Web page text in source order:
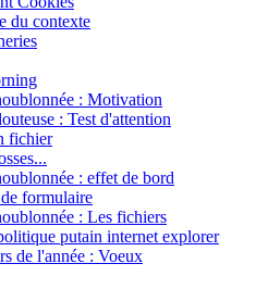
du contexte
: Motivation
: Test d'attention
fichier
: effet de bord
formulaire
: Les fichiers
putain internet explorer
de l'année : Voeux